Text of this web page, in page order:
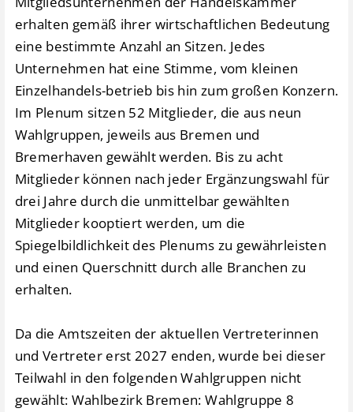
erhalten gemäß ihrer wirtschaftlichen Bedeutung
eine bestimmte Anzahl an Sitzen. Jedes
Unternehmen hat eine Stimme, vom kleinen
Einzelhandels-betrieb bis hin zum großen Konzern.
Im Plenum sitzen 52 Mitglieder, die aus neun
Wahlgruppen, jeweils aus Bremen und
Bremerhaven gewählt werden. Bis zu acht
Mitglieder können nach jeder Ergänzungswahl für
drei Jahre durch die unmittelbar gewählten
Mitglieder kooptiert werden, um die
Spiegelbildlichkeit des Plenums zu gewährleisten
und einen Querschnitt durch alle Branchen zu
erhalten.
Da die Amtszeiten der aktuellen Vertreterinnen
und Vertreter erst 2027 enden, wurde bei dieser
Teilwahl in den folgenden Wahlgruppen nicht
gewählt: Wahlbezirk Bremen: Wahlgruppe 8